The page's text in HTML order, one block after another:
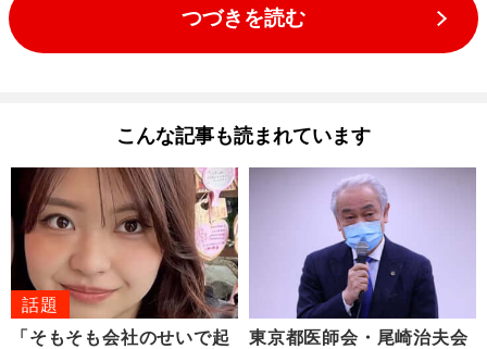
つづきを読む
こんな記事も読まれています
話題
「そもそも会社のせいで起
東京都医師会・尾崎治夫会